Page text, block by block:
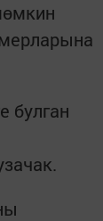
булган